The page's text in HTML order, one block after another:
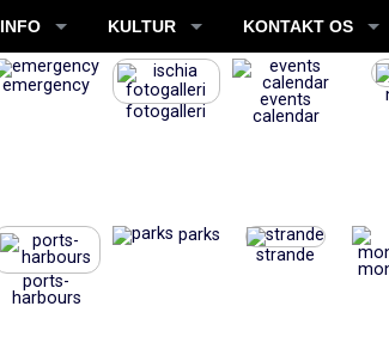
INFO KULTUR KONTAKT OS
emergency
fotogalleri
events
calendar
ports-
harbours
parks
strande